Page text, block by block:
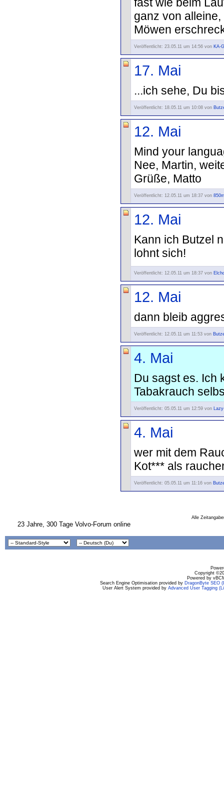
ganz von
Möwen
Veröffentlicht: 23.05.11 um 14:56 von KA-
17. Mai
...ich sehe, Du
Veröffentlicht: 18.05.11 um 10:08 von
12. Mai
Mind your
Nee, Martin,
Grüße, Matto
Veröffentlicht: 12.05.11 um 18:37 von
12. Mai
Kann ich Butzel
lohnt sich!
Veröffentlicht: 12.05.11 um 18:37 von
12. Mai
dann bleib
Veröffentlicht: 12.05.11 um 11:53 von
4. Mai
Du sagst es. Ich
Tabakrauch
Veröffentlicht: 05.05.11 um 12:59 von
4. Mai
wer mit dem
Kot*** als
Veröffentlicht: 05.05.11 um 11:16 von
Alle
23 Jahre, 300 Tage Volvo-Forum online
Copyright
Powered by
Search Engine Optimisation provided by DragonByte SEO
User Alert System provided by Advanced User Tagging